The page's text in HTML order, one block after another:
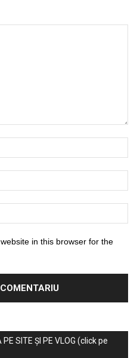
in this browser for the
SITE ȘI PE VLOG (click pe